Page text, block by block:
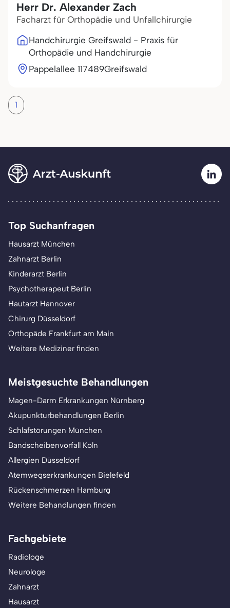
Herr Dr. Alexander Zach
Facharzt für Orthopädie und Unfallchirurgie
Handchirurgie Greifswald - Praxis für
Orthopädie und Handchirurgie
Pappelallee 117489Greifswald
1
Top Suchanfragen
Hausarzt München
Zahnarzt Berlin
Kinderarzt Berlin
Psychotherapeut Berlin
Hautarzt Hannover
Chirurg Düsseldorf
Orthopäde Frankfurt am Main
Weitere Mediziner finden
Meistgesuchte Behandlungen
Magen-Darm Erkrankungen Nürnberg
Akupunkturbehandlungen Berlin
Schlafstörungen München
Bandscheibenvorfall Köln
Allergien Düsseldorf
Atemwegserkrankungen Bielefeld
Rückenschmerzen Hamburg
Weitere Behandlungen finden
Fachgebiete
Radiologe
Neurologe
Zahnarzt
Hausarzt